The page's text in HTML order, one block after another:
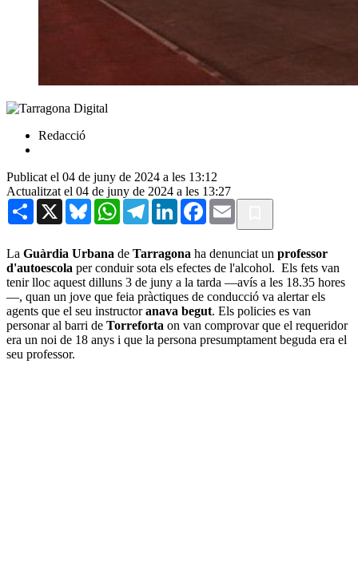
Redacció
Publicat el 04 de juny de 2024 a les 13:12
Actualitzat el 04 de juny de 2024 a les 13:27
Share X BlueskyWhatsAppTelegramLinkedInFacebook
Email
La Guàrdia Urbana de Tarragona ha denunciat un professor
d'autoescola per conduir sota els efectes de l'alcohol. Els fets van
tenir lloc aquest dilluns 3 de juny a la tarda —avís a les 18.35 hores
—, quan un jove que feia pràctiques de conducció va alertar els
agents que el seu instructoranava begut. Els policies es van
personar al barri de Torreforta on van comprovar que el requeridor
era un noi de 18 anys i que la persona presumptament beguda era el
seu professor.